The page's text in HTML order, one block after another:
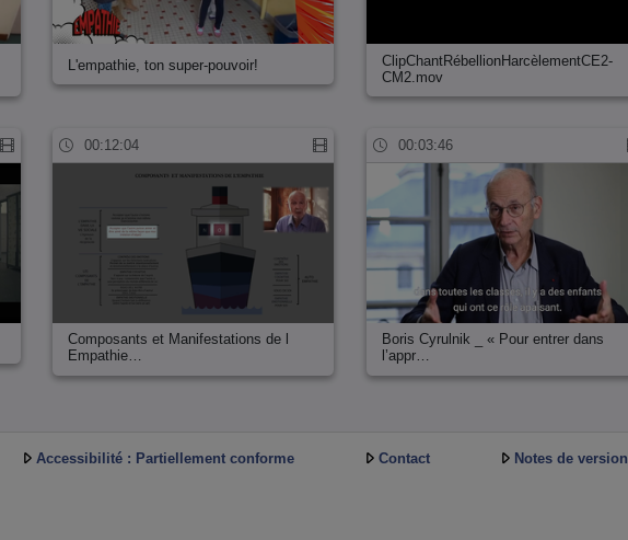
L'empathie, ton super-pouvoir!
ClipChantRébellionHarcèlementCE2-
CM2.mov
00:12:04
Composants et Manifestations de l
Empathie…
00:03:46
Boris Cyrulnik _ « Pour entrer dans
l’appr…
Accessibilité : Partiellement conforme Contact Notes de version